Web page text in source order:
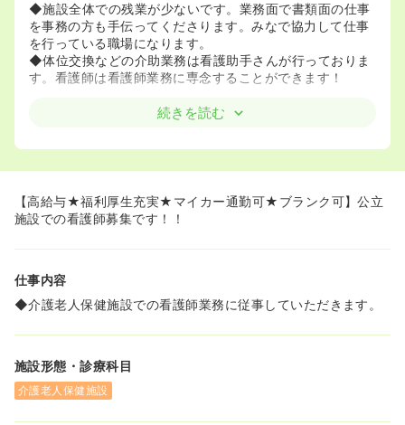
◆施設全体での残業が少ないです。業務面で書類面の仕事
を事務の方も手伝ってくださります。みなで協力して仕事
を行っている職場になります。
◆体位交換などの介助業務は看護助手さんが行っておりま
す。看護師は看護師業務に専念することができます！
≪ママさんナースも安心して働けます！≫
んの病時は早退を勧めてくれますので、安心して働ける環
いる方も安心して働くことができます。
◆結婚出産を経て、復職された方も多数いらっしゃいま
続きを読む
【高給与★福利厚生充実★マイカー通勤可★ブランク可】公立
施設での看護師募集です！！
仕事内容
◆介護老人保健施設での看護師業務に従事していただきます。
施設形態・診療科目
介護老人保健施設